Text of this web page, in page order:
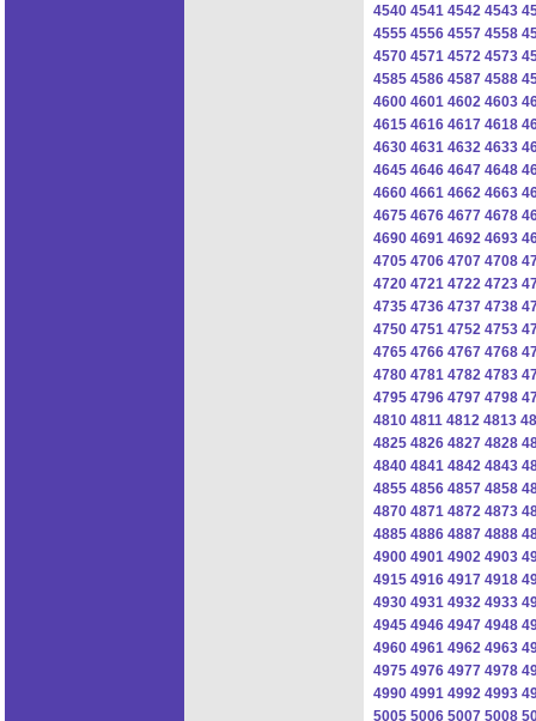
4540 4541 4542 4543
4555 4556 4557 4558
4570 4571 4572 4573
4585 4586 4587 4588
4600 4601 4602 4603
4615 4616 4617 4618
4630 4631 4632 4633
4645 4646 4647 4648
4660 4661 4662 4663
4675 4676 4677 4678
4690 4691 4692 4693
4705 4706 4707 4708
4720 4721 4722 4723
4735 4736 4737 4738
4750 4751 4752 4753
4765 4766 4767 4768
4780 4781 4782 4783
4795 4796 4797 4798
4810 4811 4812 4813
4825 4826 4827 4828
4840 4841 4842 4843
4855 4856 4857 4858
4870 4871 4872 4873
4885 4886 4887 4888
4900 4901 4902 4903
4915 4916 4917 4918
4930 4931 4932 4933
4945 4946 4947 4948
4960 4961 4962 4963
4975 4976 4977 4978
4990 4991 4992 4993
5005 5006 5007 5008